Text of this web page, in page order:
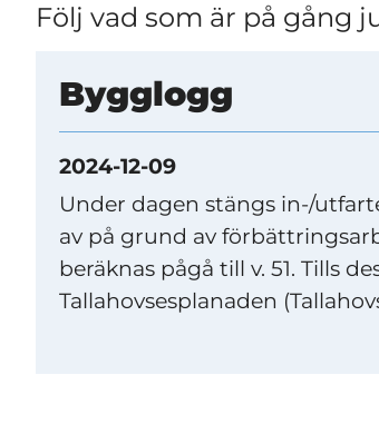
Följ vad som är på gång
Bygglogg
2024-12-09
Under dagen stängs in-/
av på grund av
beräknas pågå till v. 51. Tills
Tallahovsesplanaden